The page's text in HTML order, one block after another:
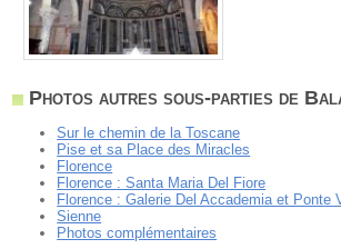
Photos autres sous-parties de
Sur le chemin de la Toscane
Pise et sa Place des Miracles
Florence
Florence : Santa Maria Del Fiore
Florence : Galerie Del Accademia et Ponte
Sienne
Photos complémentaires